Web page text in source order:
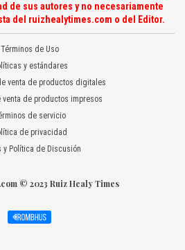
de sus autores y no necesariamente
del ruizhealytimes.com o del Editor.
Términos de Uso
y estándares
venta de productos digitales
venta de productos impresos
de servicio
de privacidad
y Política de Discusión
© 2023 Ruiz Healy Times